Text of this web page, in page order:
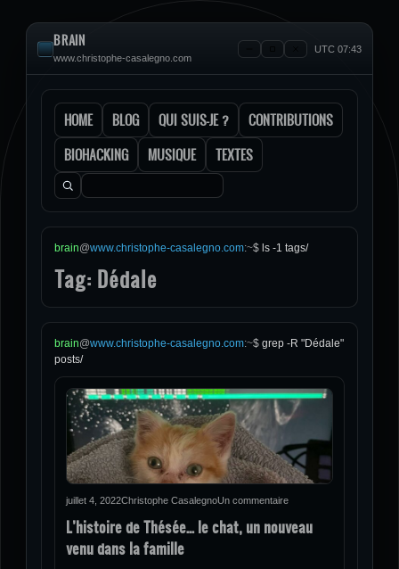
BRAIN
www.christophe-casalegno.com
UTC 07:43
HOME BLOG QUI SUIS-JE ?
CONTRIBUTIONS
BIOHACKING
MUSIQUE TEXTES
Rechercher :
brain@www.christophe-casalegno.com:~$ ls -1 tags/
Tag: Dédale
brain@www.christophe-casalegno.com:~$ grep -R "Dédale"
posts/
juillet 4, 2022Christophe CasalegnoUn commentaire
L’histoire de Thésée… le chat, un nouveau
venu dans la famille